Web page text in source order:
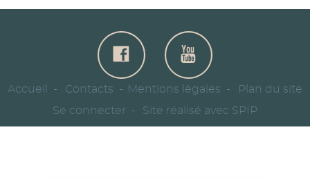
Accueil Contacts Mentions légales
Plan du site
Se connecter
Site réalisé avec SPIP